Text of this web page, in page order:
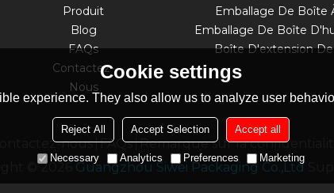
Produit
Blog
FAQs
Contactez-
Nous
Emballage De Boîte
Boîte D'extension
nous FAQs Remarque sur la confidentialité
© 2026 Guangzhou Siwei Packaging Co.,Ltd
Cookie settings
experience. They also allow us to analyze user
Reject All Accept Selection Accept all
Necessary Analytics Preferences Marketing